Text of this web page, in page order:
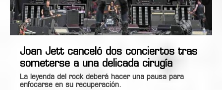
Joan Jett canceló dos conciertos tras
someterse a una delicada cirugía
La leyenda del rock deberá hacer una pausa para
enfocarse en su recuperación.